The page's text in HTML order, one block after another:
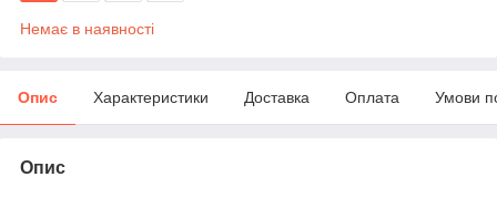
Немає в наявності
Опис Характеристики Доставка Оплата Умови
Опис